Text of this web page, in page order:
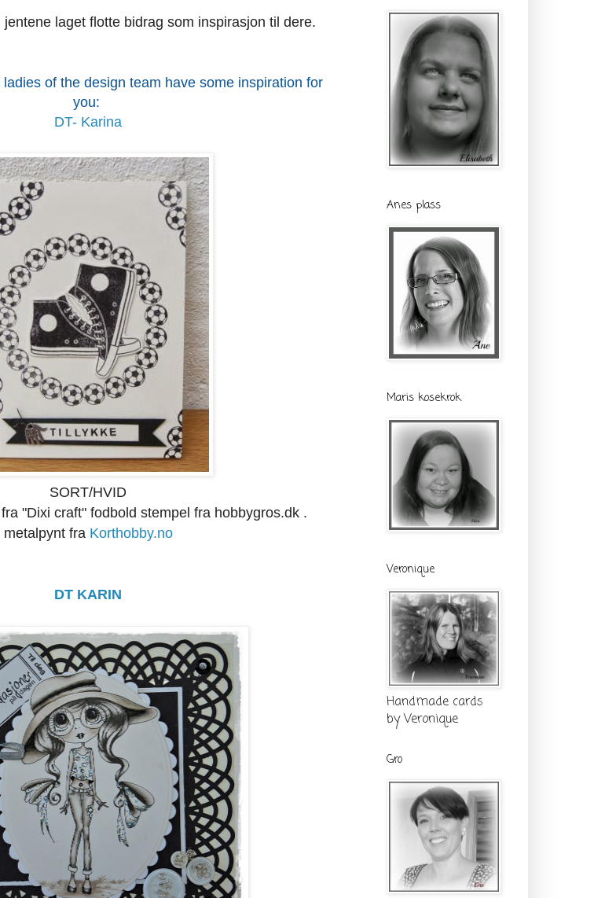
laget flotte bidrag som inspirasjon til dere.
of the design team have some inspiration for
you:
DT- Karina
SORT/HVID
"Dixi craft" fodbold stempel fra hobbygros.dk .
metalpynt fra Korthobby.no
DT KARIN
Anes plass
Maris kosekrok
Veronique
Handmade cards
by Veronique
Gro